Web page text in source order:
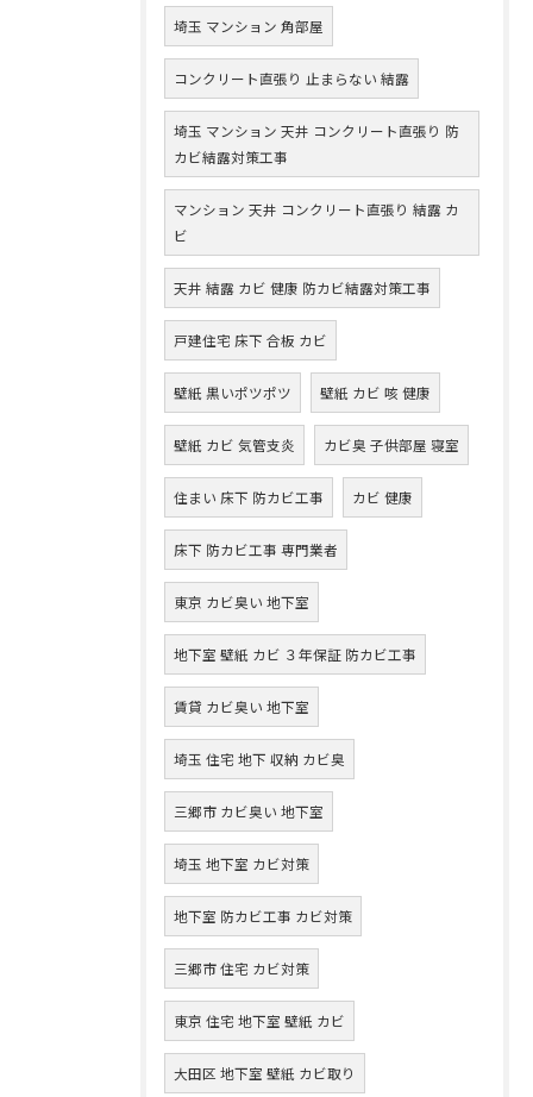
埼玉 マンション 角部屋
コンクリート直張り 止まらない 結露
埼玉 マンション 天井 コンクリート直張り 防
カビ結露対策工事
マンション 天井 コンクリート直張り 結露 カ
ビ
天井 結露 カビ 健康 防カビ結露対策工事
戸建住宅 床下 合板 カビ
壁紙 黒いポツポツ 壁紙 カビ 咳 健康
壁紙 カビ 気管支炎 カビ臭 子供部屋 寝室
住まい 床下 防カビ工事 カビ 健康
床下 防カビ工事 専門業者
東京 カビ臭い 地下室
地下室 壁紙 カビ ３年保証 防カビ工事
賃貸 カビ臭い 地下室
埼玉 住宅 地下 収納 カビ臭
三郷市 カビ臭い 地下室
埼玉 地下室 カビ対策
地下室 防カビ工事 カビ対策
三郷市 住宅 カビ対策
東京 住宅 地下室 壁紙 カビ
大田区 地下室 壁紙 カビ取り